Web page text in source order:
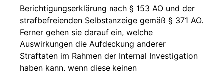
Berichtigungserklärung nach § 153 AO und der
strafbefreienden Selbstanzeige gemäß § 371 AO.
Ferner gehen sie darauf ein, welche
Auswirkungen die Aufdeckung anderer
Straftaten im Rahmen der Internal Investigation
haben kann, wenn diese keinen